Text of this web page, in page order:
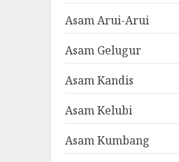
Asam Arui-Arui
Asam Gelugur
Asam Kandis
Asam Kelubi
Asam Kumbang